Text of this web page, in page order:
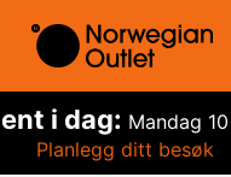
i dag: Mandag
Planlegg ditt besøk